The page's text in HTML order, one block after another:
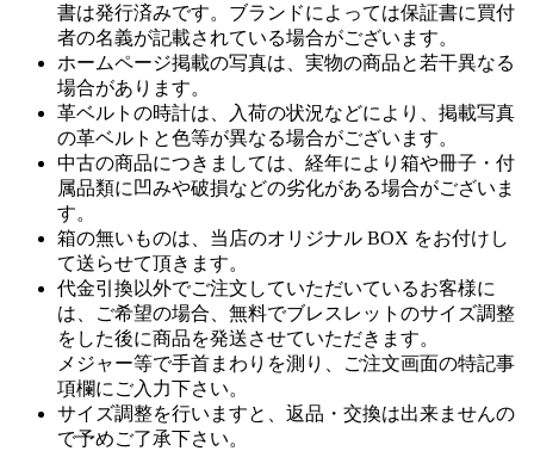
書は発行済みです。ブランドによっては保証書に買付
者の名義が記載されている場合がございます。
ホームページ掲載の写真は、実物の商品と若干異なる
場合があります。
革ベルトの時計は、入荷の状況などにより、掲載写真
の革ベルトと色等が異なる場合がございます。
中古の商品につきましては、経年により箱や冊子・付
属品類に凹みや破損などの劣化がある場合がございま
す。
箱の無いものは、当店のオリジナル BOX をお付けし
て送らせて頂きます。
代金引換以外でご注文していただいているお客様に
は、ご希望の場合、無料でブレスレットのサイズ調整
をした後に商品を発送させていただきます。
メジャー等で手首まわりを測り、ご注文画面の特記事
項欄にご入力下さい。
サイズ調整を行いますと、返品・交換は出来ませんの
で予めご了承下さい。